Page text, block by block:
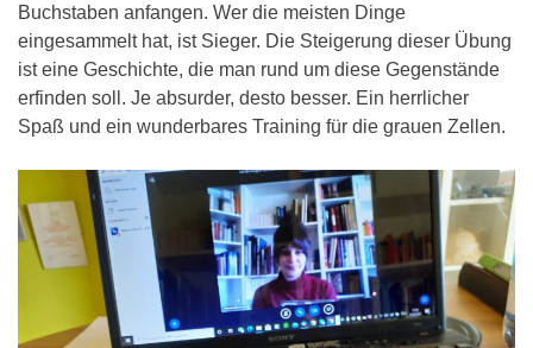
Buchstaben anfangen. Wer die meisten Dinge
eingesammelt hat, ist Sieger. Die Steigerung dieser Übung
ist eine Geschichte, die man rund um diese Gegenstände
erfinden soll. Je absurder, desto besser. Ein herrlicher
Spaß und ein wunderbares Training für die grauen Zellen.